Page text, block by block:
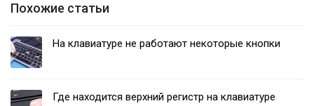
Похожие статьи
На клавиатуре не работают некоторые кнопки
Где находится верхний регистр на клавиатуре